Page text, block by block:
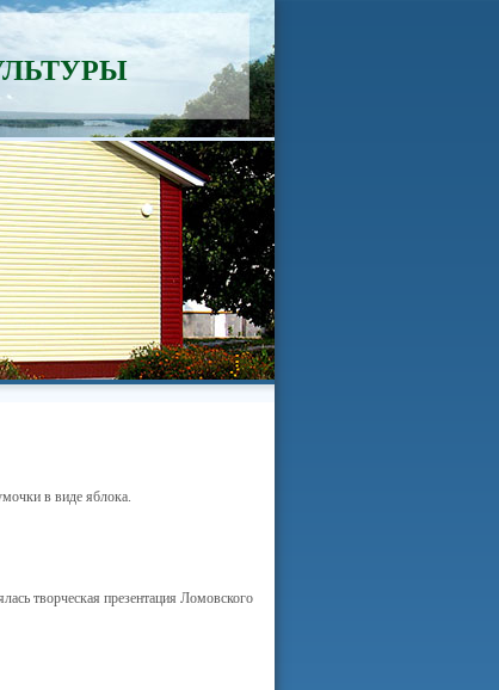
в виде яблока.
творческая презентация Ломовского